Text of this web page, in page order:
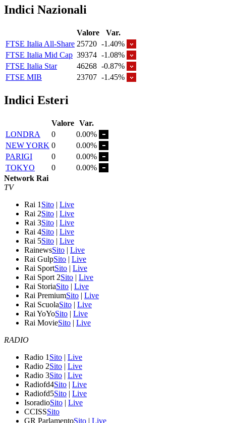
Indici Nazionali
Valore
Var.
FTSE Italia All-Share 25720 -1.40%
FTSE Italia Mid Cap 39374 -1.08%
FTSE Italia Star
46268 -0.87%
FTSE MIB
23707 -1.45%
Indici Esteri
Valore Var.
LONDRA
0
0.00%
NEW YORK 0
0.00%
PARIGI
0
0.00%
TOKYO
0
0.00%
Network Rai
TV
Rai 1 Sito | Live
Rai 2Sito | Live
Rai 3Sito | Live
Rai 4Sito | Live
Rai 5Sito | Live
RainewsSito | Live
Rai GulpSito | Live
Rai SportSito | Live
Rai Sport 2Sito | Live
Rai StoriaSito | Live
Rai PremiumSito | Live
Rai ScuolaSito | Live
Rai YoYoSito | Live
Rai MovieSito | Live
RADIO
Radio 1 Sito | Live
Radio 2Sito | Live
Radio 3Sito | Live
Radiofd4Sito | Live
Radiofd5Sito | Live
IsoradioSito | Live
CCISSSito
GR ParlamentoSito | Live